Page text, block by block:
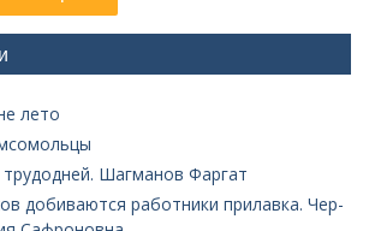
лето
Шагманов Фаргат
добиваются работники прилавка. Чер­